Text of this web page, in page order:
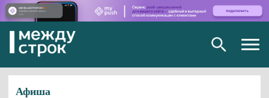
Афиша